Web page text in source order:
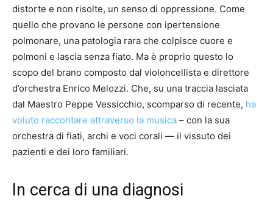
distorte e non risolte, un senso di oppressione. Come
quello che provano le persone con ipertensione
polmonare, una patologia rara che colpisce cuore e
polmoni e lascia senza fiato. Ma è proprio questo lo
scopo del brano composto dal violoncellista e direttore
d’orchestra Enrico Melozzi. Che, su una traccia lasciata
dal Maestro Peppe Vessicchio, scomparso di recente, ha
voluto raccontare attraverso la musica – con la sua
orchestra di fiati, archi e voci corali — il vissuto dei
pazienti e dei loro familiari.
In cerca di una diagnosi